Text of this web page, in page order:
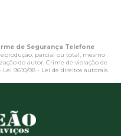
de Segurança Telefone
parcial ou total, mesmo
do autor. Crime de violação de
Lei 9610/98 - Lei de direitos autorais.